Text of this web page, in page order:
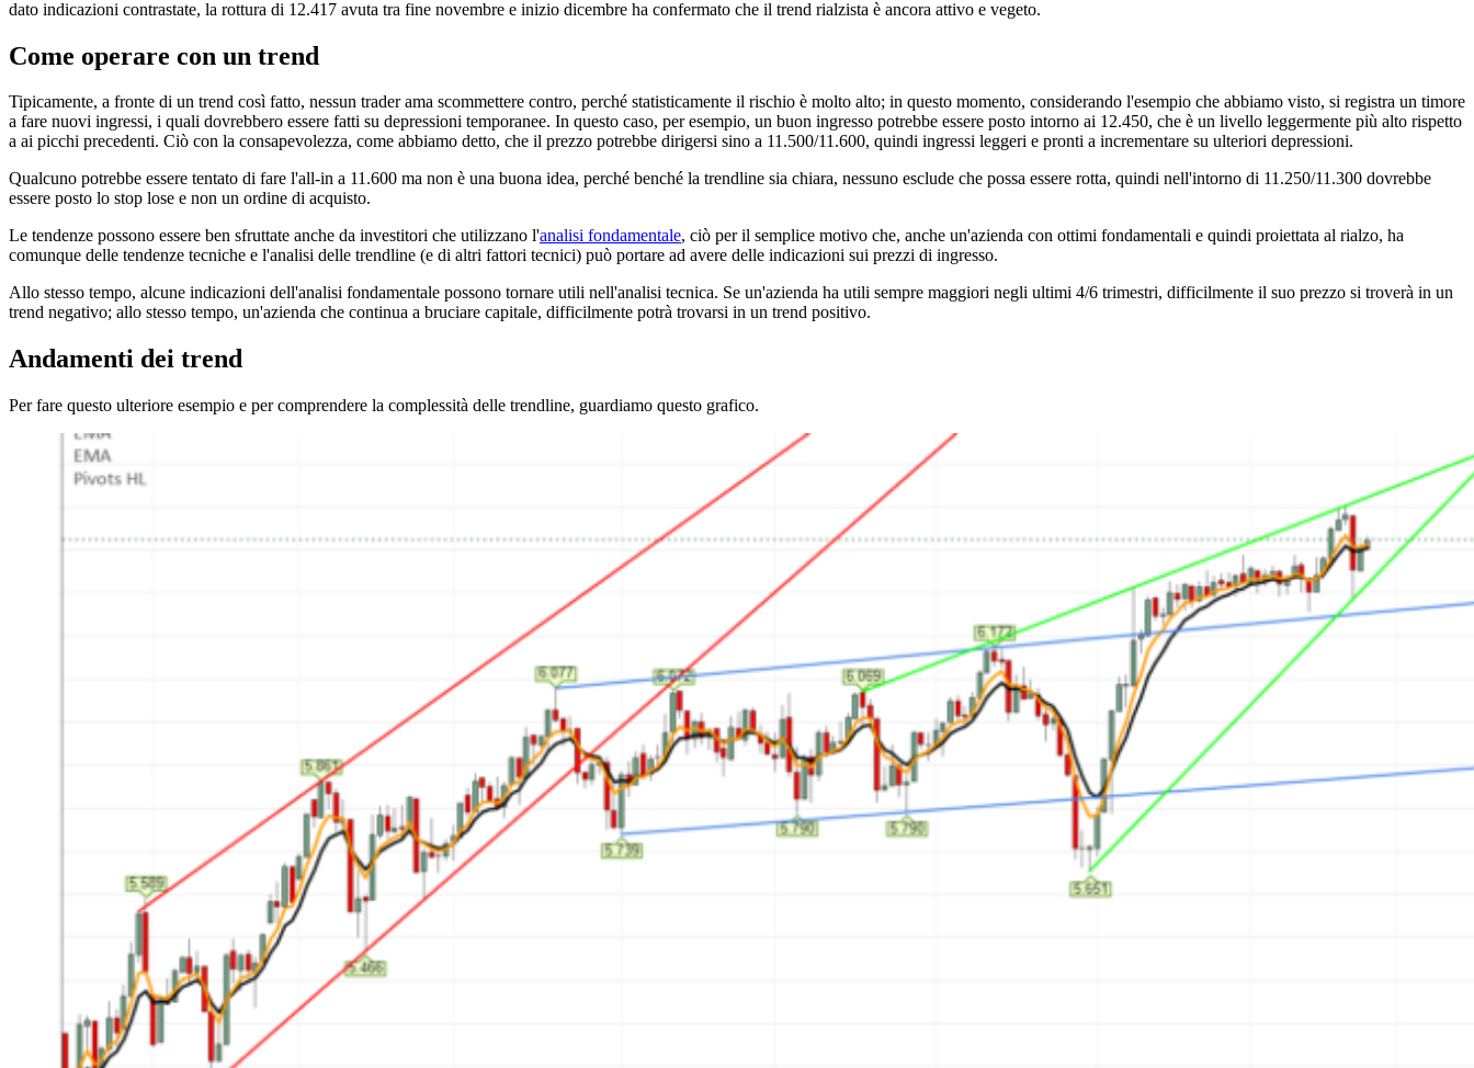
dato indicazioni contrastate, la rottura di 12.417 avuta tra fine novembre e inizio dicembre ha confermato che il trend rialzista è ancora attivo e vegeto.
Come operare con un trend
Tipicamente, a fronte di un trend così fatto, nessun trader ama scommettere contro, perché statisticamente il rischio è molto alto; in questo momento, considerando l'esempio che abbiamo visto, si registra un timore
a fare nuovi ingressi, i quali dovrebbero essere fatti su depressioni temporanee. In questo caso, per esempio, un buon ingresso potrebbe essere posto intorno ai 12.450, che è un livello leggermente più alto rispetto
a ai picchi precedenti. Ciò con la consapevolezza, come abbiamo detto, che il prezzo potrebbe dirigersi sino a 11.500/11.600, quindi ingressi leggeri e pronti a incrementare su ulteriori depressioni.
Qualcuno potrebbe essere tentato di fare l'all-in a 11.600 ma non è una buona idea, perché benché la trendline sia chiara, nessuno esclude che possa essere rotta, quindi nell'intorno di 11.250/11.300 dovrebbe
essere posto lo stop lose e non un ordine di acquisto.
Le tendenze possono essere ben sfruttate anche da investitori che utilizzano l'analisi fondamentale, ciò per il semplice motivo che, anche un'azienda con ottimi fondamentali e quindi proiettata al rialzo, ha
comunque delle tendenze tecniche e l'analisi delle trendline (e di altri fattori tecnici) può portare ad avere delle indicazioni sui prezzi di ingresso.
Allo stesso tempo, alcune indicazioni dell'analisi fondamentale possono tornare utili nell'analisi tecnica. Se un'azienda ha utili sempre maggiori negli ultimi 4/6 trimestri, difficilmente il suo prezzo si troverà in un
trend negativo; allo stesso tempo, un'azienda che continua a bruciare capitale, difficilmente potrà trovarsi in un trend positivo.
Andamenti dei trend
Per fare questo ulteriore esempio e per comprendere la complessità delle trendline, guardiamo questo grafico.